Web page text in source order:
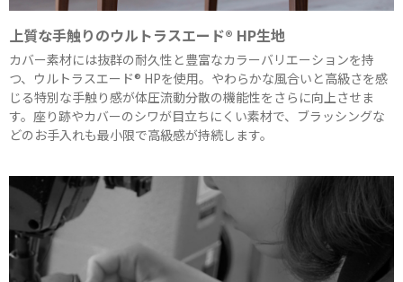
上質な手触りのウルトラスエード® HP生地
カバー素材には抜群の耐久性と豊富なカラーバリエーションを持
つ、ウルトラスエード® HPを使用。やわらかな風合いと高級さを感
じる特別な手触り感が体圧流動分散の機能性をさらに向上させま
す。座り跡やカバーのシワが目立ちにくい素材で、ブラッシングな
どのお手入れも最小限で高級感が持続します。